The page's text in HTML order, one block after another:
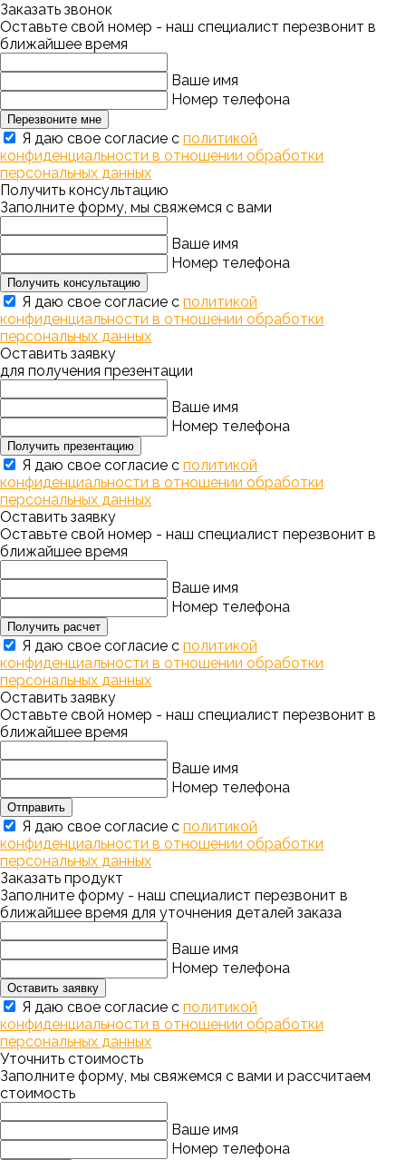
Заказать звонок
Оставьте свой номер - наш специалист перезвонит в
ближайшее время
Ваше имя
Номер телефона
Перезвоните мне
Я даю свое согласие с политикой
конфиденциальности в отношении обработки
персональных данных
Получить консультацию
Заполните форму, мы свяжемся с вами
Ваше имя
Номер телефона
Получить консультацию
Я даю свое согласие с политикой
конфиденциальности в отношении обработки
персональных данных
Оставить заявку
для получения презентации
Ваше имя
Номер телефона
Получить презентацию
Я даю свое согласие с политикой
конфиденциальности в отношении обработки
персональных данных
Оставить заявку
Оставьте свой номер - наш специалист перезвонит в
ближайшее время
Ваше имя
Номер телефона
Получить расчет
Я даю свое согласие с политикой
конфиденциальности в отношении обработки
персональных данных
Оставить заявку
Оставьте свой номер - наш специалист перезвонит в
ближайшее время
Ваше имя
Номер телефона
Отправить
Я даю свое согласие с политикой
конфиденциальности в отношении обработки
персональных данных
Заказать продукт
Заполните форму - наш специалист перезвонит в
ближайшее время для уточнения деталей заказа
Ваше имя
Номер телефона
Оставить заявку
Я даю свое согласие с политикой
конфиденциальности в отношении обработки
персональных данных
Уточнить стоимость
Заполните форму, мы свяжемся с вами и рассчитаем
стоимость
Ваше имя
Номер телефона